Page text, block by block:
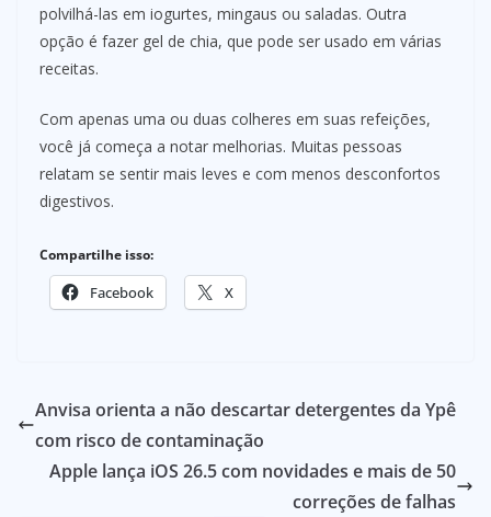
polvilhá-las em iogurtes, mingaus ou saladas. Outra
opção é fazer gel de chia, que pode ser usado em várias
receitas.
Com apenas uma ou duas colheres em suas refeições,
você já começa a notar melhorias. Muitas pessoas
relatam se sentir mais leves e com menos desconfortos
digestivos.
Compartilhe isso:
Facebook X
Anvisa orienta a não descartar detergentes da Ypê
com risco de contaminação
Apple lança iOS 26.5 com novidades e mais de 50
correções de falhas